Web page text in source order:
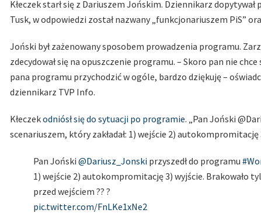
Kłeczek starł się z Dariuszem Jońskim. Dziennikarz
Tusk, w odpowiedzi został nazwany „funkcjonariuszem PiS”
Joński był zażenowany sposobem prowadzenia programu.
zdecydował się na opuszczenie programu. – Skoro pan nie
pana programu przychodzić w ogóle, bardzo dziękuję –
dziennikarz TVP Info.
Kłeczekodniósł się do sytuacji po programie. „Pan Joński
scenariuszem, który zakładał: 1) wejście 2) autokompromitację
Pan Joński @Dariusz_Jonski przyszedł do programu
1) wejście 2) autokompromitację 3) wyjście. Brakowało
przed wejściem ?? ?
pic.twitter.com/FnLKe1xNe2